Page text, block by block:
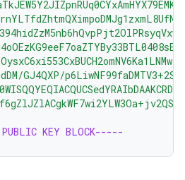
GJ4QXP/
KEY BLOCK-----